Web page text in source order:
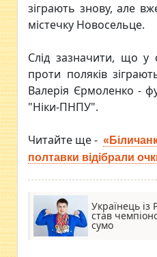
зіграють знову, але
містечку Новосельце.
Слід зазначити, що у
проти поляків
Валерія Єрмоленко -
"Ніки-ПНПУ".
Читайте ще -
полтавки відібрали
Українець із
став
сумо